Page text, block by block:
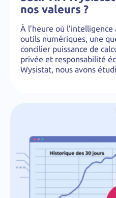
nos valeurs ?
À l’heure où
outils numériques, une
concilier puissance de
privée et responsabilité
Wysistat, nous avons